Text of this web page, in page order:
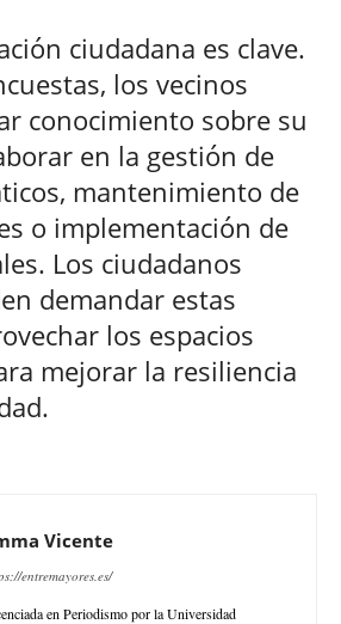
ciudadana es clave.
los vecinos
conocimiento sobre su
en la gestión de
mantenimiento de
o implementación de
Los ciudadanos
demandar estas
los espacios
mejorar la resiliencia
Vicente
entremayores.es/
en Periodismo por la Universidad